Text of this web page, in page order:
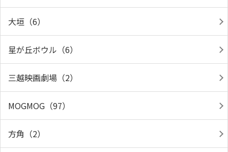
大垣（6）
星が丘ボウル（6）
三越映画劇場（2）
MOGMOG（97）
方角（2）